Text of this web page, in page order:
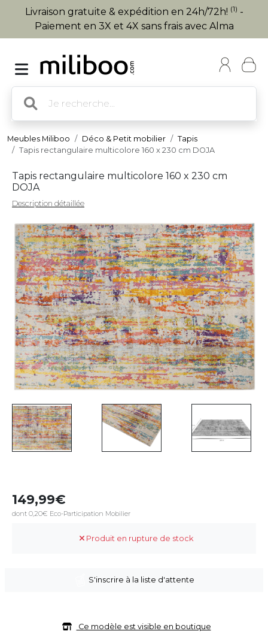
Livraison gratuite & expédition en 24h/72h! (1) -
Paiement en 3X et 4X sans frais avec Alma
Meubles Miliboo Déco & Petit mobilier
Tapis
Tapis rectangulaire multicolore 160 x 230 cm DOJA
Tapis rectangulaire multicolore 160 x 230 cm
DOJA
Description détaillée
149,99
dont 0,20€ Eco-Participation Mobilier
Produit en rupture de stock
S'inscrire à la liste d'attente
Ce modèle est visible en boutique